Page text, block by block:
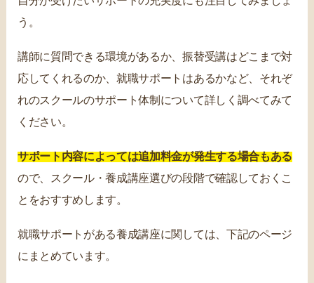
う。
講師に質問できる環境があるか、振替受講はどこまで対
応してくれるのか、就職サポートはあるかなど、それぞ
れのスクールのサポート体制について詳しく調べてみて
ください。
サポート内容によっては追加料金が発生する場合もある
ので、スクール・養成講座選びの段階で確認しておくこ
とをおすすめします。
就職サポートがある養成講座に関しては、下記のページ
にまとめています。